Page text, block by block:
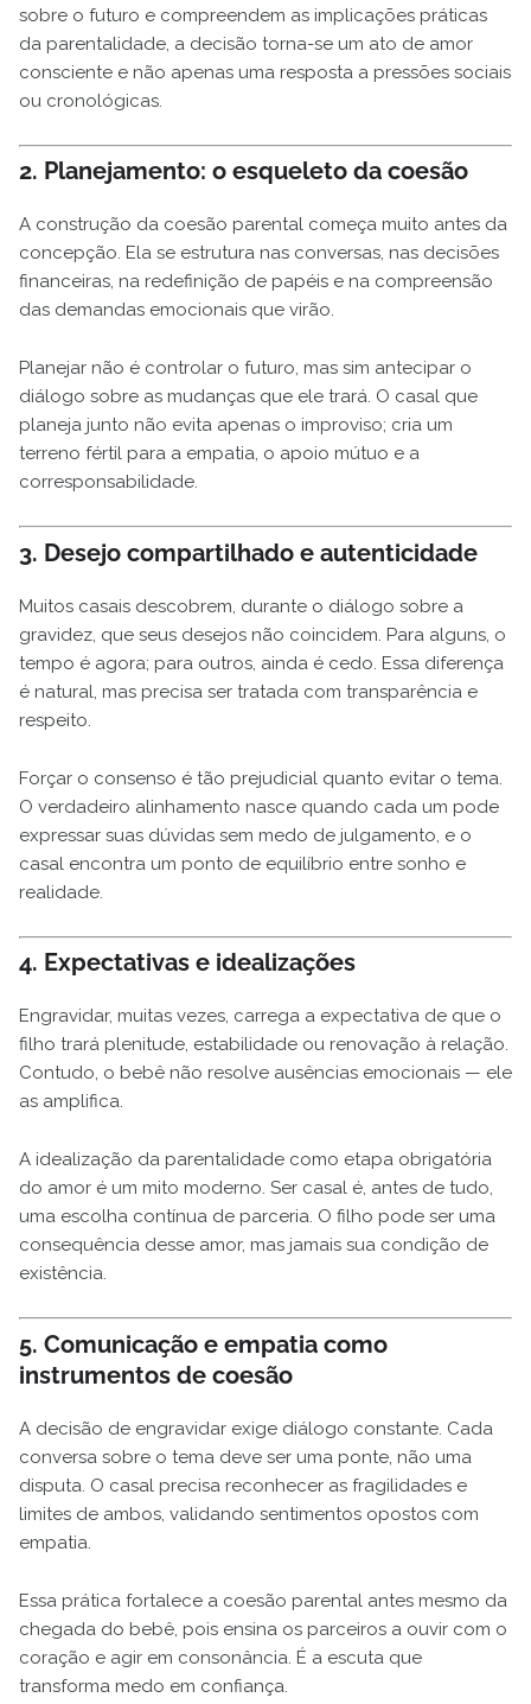
sobre o futuro e compreendem as implicações práticas
da parentalidade, a decisão torna-se um ato de amor
consciente e não apenas uma resposta a pressões sociais
ou cronológicas.
2. Planejamento: o esqueleto da coesão
A construção da coesão parental começa muito antes da
concepção. Ela se estrutura nas conversas, nas decisões
financeiras, na redefinição de papéis e na compreensão
das demandas emocionais que virão.
Planejar não é controlar o futuro, mas sim antecipar o
diálogo sobre as mudanças que ele trará. O casal que
planeja junto não evita apenas o improviso; cria um
terreno fértil para a empatia, o apoio mútuo e a
corresponsabilidade.
3. Desejo compartilhado e autenticidade
Muitos casais descobrem, durante o diálogo sobre a
gravidez, que seus desejos não coincidem. Para alguns, o
tempo é agora; para outros, ainda é cedo. Essa diferença
é natural, mas precisa ser tratada com transparência e
respeito.
Forçar o consenso é tão prejudicial quanto evitar o tema.
O verdadeiro alinhamento nasce quando cada um pode
expressar suas dúvidas sem medo de julgamento, e o
casal encontra um ponto de equilíbrio entre sonho e
realidade.
4. Expectativas e idealizações
Engravidar, muitas vezes, carrega a expectativa de que o
filho trará plenitude, estabilidade ou renovação à relação.
Contudo, o bebê não resolve ausências emocionais — ele
as amplifica.
A idealização da parentalidade como etapa obrigatória
do amor é um mito moderno. Ser casal é, antes de tudo,
uma escolha contínua de parceria. O filho pode ser uma
consequência desse amor, mas jamais sua condição de
existência.
5. Comunicação e empatia como
instrumentos de coesão
A decisão de engravidar exige diálogo constante. Cada
conversa sobre o tema deve ser uma ponte, não uma
disputa. O casal precisa reconhecer as fragilidades e
limites de ambos, validando sentimentos opostos com
empatia.
Essa prática fortalece a coesão parental antes mesmo da
chegada do bebê, pois ensina os parceiros a ouvir com o
coração e agir em consonância. É a escuta que
transforma medo em confiança.